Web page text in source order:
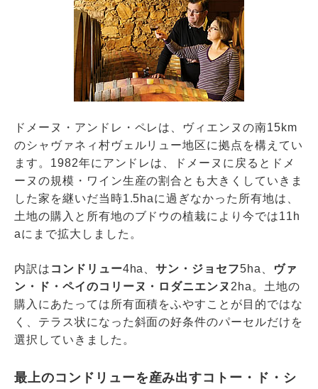
ドメーヌ・アンドレ・ペレは、ヴィエンヌの南15km
のシャヴァネィ村ヴェルリュー地区に拠点を構えてい
ます。1982年にアンドレは、ドメーヌに戻るとドメ
ーヌの規模・ワイン生産の割合とも大きくしていきま
した家を継いだ当時1.5haに過ぎなかった所有地は、
土地の購入と所有地のブドウの植栽により今では11h
aにまで拡大しました。
内訳は コンドリュー4ha、サン・ジョセフ5ha、
ヴァ
ン・ド・ペイのコリーヌ・ロダニエンヌ 2ha。土地の
購入にあたっては所有面積をふやすことが目的ではな
く、テラス状になった斜面の好条件のパーセルだけを
選択していきました。
最上のコンドリューを産み出すコトー・ド・シ